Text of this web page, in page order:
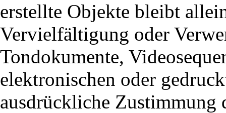
erstellte Objekte bleibt
Vervielfältigung oder
Tondokumente,
elektronischen oder
ausdrückliche Zustimmung